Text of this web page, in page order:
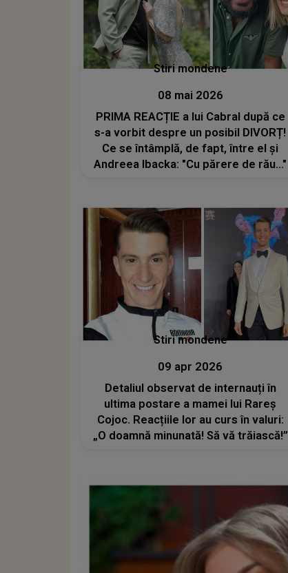
Stiri mondene
08 mai 2026
PRIMA REACȚIE a lui Cabral după ce
s-a vorbit despre un posibil DIVORȚ!
Ce se întâmplă, de fapt, între el și
Andreea Ibacka: "Cu părere de rău..."
Stiri mondene
09 apr 2026
Detaliul observat de internauți în
ultima postare a mamei lui Rareș
Cojoc. Reacțiile lor au curs în valuri:
„O doamnă minunată! Să vă trăiască!”